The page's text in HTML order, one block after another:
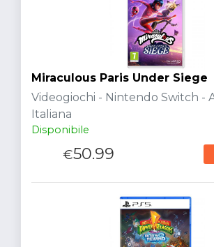
Miraculous Paris Under Siege
Videogiochi - Nintendo Switch -
Italiana
Disponibile
€50.99